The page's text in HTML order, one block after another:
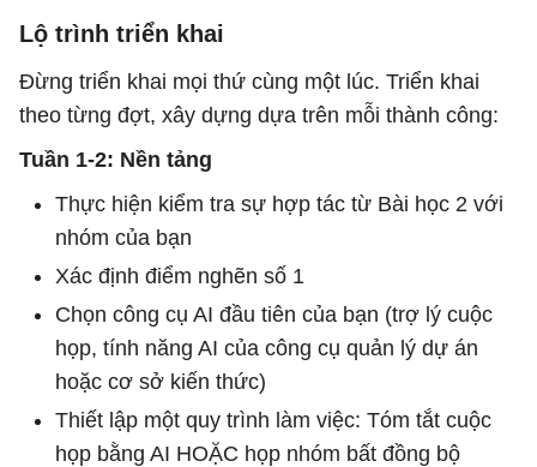
Lộ trình triển khai
Đừng triển khai mọi thứ cùng một lúc. Triển khai
theo từng đợt, xây dựng dựa trên mỗi thành công:
Tuần 1-2: Nền tảng
Thực hiện kiểm tra sự hợp tác từ Bài học 2 với
nhóm của bạn
Xác định điểm nghẽn số 1
Chọn công cụ AI đầu tiên của bạn (trợ lý cuộc
họp, tính năng AI của công cụ quản lý dự án
hoặc cơ sở kiến ​​thức)
Thiết lập một quy trình làm việc: Tóm tắt cuộc
họp bằng AI HOẶC họp nhóm bất đồng bộ